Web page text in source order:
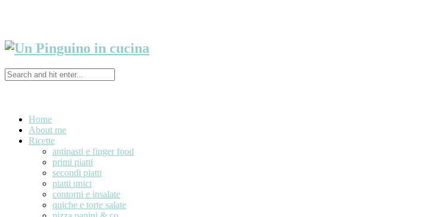
Home
About me
Ricette
antipasti e finger food
primi piatti
secondi piatti
piatti unici
contorni e insalate
quiche e torte salate